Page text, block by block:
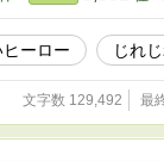
ーロー じれ
文字数 129,492 最